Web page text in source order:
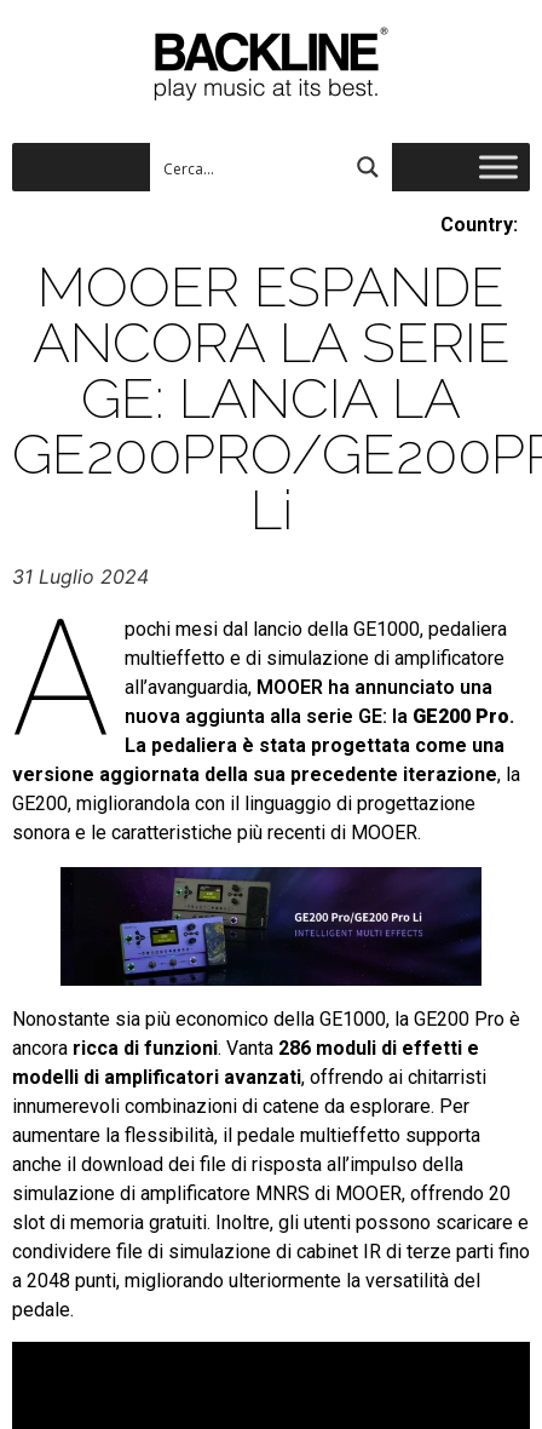
Country:
MOOER ESPANDE
ANCORA LA SERIE
GE: LANCIA LA
GE200PRO/
Li
31 Luglio 2024
A
pochi mesi dal lancio della GE1000, pedaliera
multieffetto e di simulazione di amplificatore
all’avanguardia, MOOER ha annunciato una
nuova aggiunta alla serie GE: la GE200 Pro.
La pedaliera è stata progettata come una
versione aggiornata della sua precedente iterazione, la
GE200, migliorandola con il linguaggio di progettazione
sonora e le caratteristiche più recenti di MOOER.
Nonostante sia più economico della GE1000, la GE200 Pro è
ancora ricca di funzioni. Vanta 286 moduli di effetti e
modelli di amplificatori avanzati, offrendo ai chitarristi
innumerevoli combinazioni di catene da esplorare. Per
aumentare la flessibilità, il pedale multieffetto supporta
anche il download dei file di risposta all’impulso della
simulazione di amplificatore MNRS di MOOER, offrendo 20
slot di memoria gratuiti. Inoltre, gli utenti possono scaricare e
condividere file di simulazione di cabinet IR di terze parti fino
a 2048 punti, migliorando ulteriormente la versatilità del
pedale.